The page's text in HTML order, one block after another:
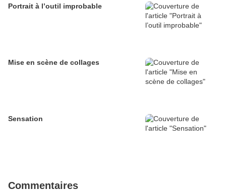
Portrait à l’outil improbable
Mise en scène de collages
Sensation
Commentaires